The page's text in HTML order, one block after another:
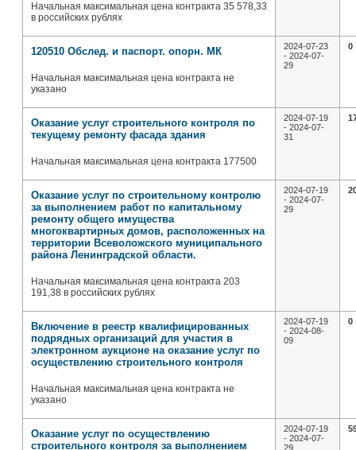
Начальная максимальная цена контракта 35 578,33
в российских рублях
120510 Обслед. и паспорт. опорн. МК
Начальная максимальная цена контракта не
указано
2024-07-23
- 2024-07-
29
0
Оказание услуг строительного контроля по
текущему ремонту фасада здания
Начальная максимальная цена контракта 177500
2024-07-19
- 2024-07-
31
Оказание услуг по строительному контролю
за выполнением работ по капитальному
ремонту общего имущества
многоквартирных домов, расположенных на
территории Всеволожского муниципального
района Ленинградской области.
Начальная максимальная цена контракта 203
191,38 в российских рублях
2024-07-19
- 2024-07-
29
Включение в реестр квалифицированных
подрядных организаций для участия в
электронном аукционе на оказание услуг по
осуществлению строительного контроля
Начальная максимальная цена контракта не
указано
2024-07-19
- 2024-08-
09
0
Оказание услуг по осуществлению
строительного контроля за выполнением
2024-07-19
- 2024-07-
29